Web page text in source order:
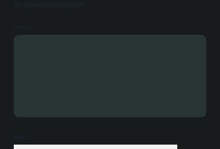
ile işaretlenmişlerdir
Yorum
İsim*